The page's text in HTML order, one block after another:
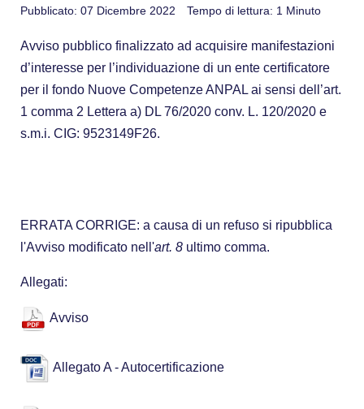
Pubblicato: 07 Dicembre 2022 Tempo di lettura: 1 Minuto
Avviso pubblico finalizzato ad acquisire manifestazioni
d’interesse per l’individuazione di un ente certificatore
per il fondo Nuove Competenze ANPAL ai sensi dell’art.
1 comma 2 Lettera a) DL 76/2020 conv. L. 120/2020 e
s.m.i. CIG: 9523149F26.
ERRATA CORRIGE: a causa di un refuso si ripubblica
l'Avviso modificato nell'art. 8 ultimo comma.
Allegati:
Avviso
Allegato A - Autocertificazione